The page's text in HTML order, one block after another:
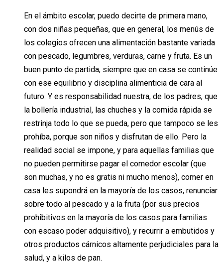
En el ámbito escolar, puedo decirte de primera mano,
con dos niñas pequeñas, que en general, los menús de
los colegios ofrecen una alimentación bastante variada
con pescado, legumbres, verduras, carne y fruta. Es un
buen punto de partida, siempre que en casa se continúe
con ese equilibrio y disciplina alimenticia de cara al
futuro. Y es responsabilidad nuestra, de los padres, que
la bollería industrial, las chuches y la comida rápida se
restrinja todo lo que se pueda, pero que tampoco se les
prohíba, porque son niños y disfrutan de ello. Pero la
realidad social se impone, y para aquellas familias que
no pueden permitirse pagar el comedor escolar (que
son muchas, y no es gratis ni mucho menos), comer en
casa les supondrá en la mayoría de los casos, renunciar
sobre todo al pescado y a la fruta (por sus precios
prohibitivos en la mayoría de los casos para familias
con escaso poder adquisitivo), y recurrir a embutidos y
otros productos cárnicos altamente perjudiciales para la
salud, y a kilos de pan.